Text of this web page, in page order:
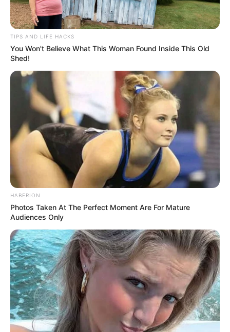
TIPS AND LIFE HACKS
You Won't Believe What This Woman Found Inside This Old
Shed!
HABERION
Photos Taken At The Perfect Moment Are For Mature
Audiences Only